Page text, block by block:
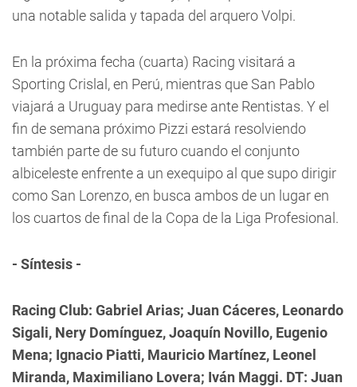
una notable salida y tapada del arquero Volpi.
En la próxima fecha (cuarta) Racing visitará a
Sporting Crislal, en Perú, mientras que San Pablo
viajará a Uruguay para medirse ante Rentistas. Y el
fin de semana próximo Pizzi estará resolviendo
también parte de su futuro cuando el conjunto
albiceleste enfrente a un exequipo al que supo dirigir
como San Lorenzo, en busca ambos de un lugar en
los cuartos de final de la Copa de la Liga Profesional.
- Síntesis -
Racing Club: Gabriel Arias; Juan Cáceres, Leonardo
Sigali, Nery Domínguez, Joaquín Novillo, Eugenio
Mena; Ignacio Piatti, Mauricio Martínez, Leonel
Miranda, Maximiliano Lovera; Iván Maggi. DT: Juan